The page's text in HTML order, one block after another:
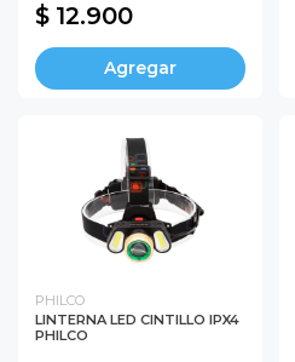
$ 12.900
Agregar
PHILCO
LINTERNA LED CINTILLO IPX4
PHILCO